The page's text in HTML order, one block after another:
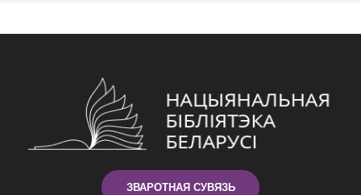
ЗВАРОТНАЯ СУВЯЗЬ